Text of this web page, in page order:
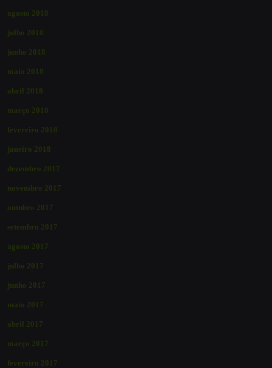
agosto 2018
julho 2018
junho 2018
maio 2018
abril 2018
março 2018
fevereiro 2018
janeiro 2018
dezembro 2017
novembro 2017
outubro 2017
setembro 2017
agosto 2017
julho 2017
junho 2017
maio 2017
abril 2017
março 2017
fevereiro 2017